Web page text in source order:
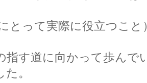
とって実際に役立つこと
指す道に向かって歩んで
。